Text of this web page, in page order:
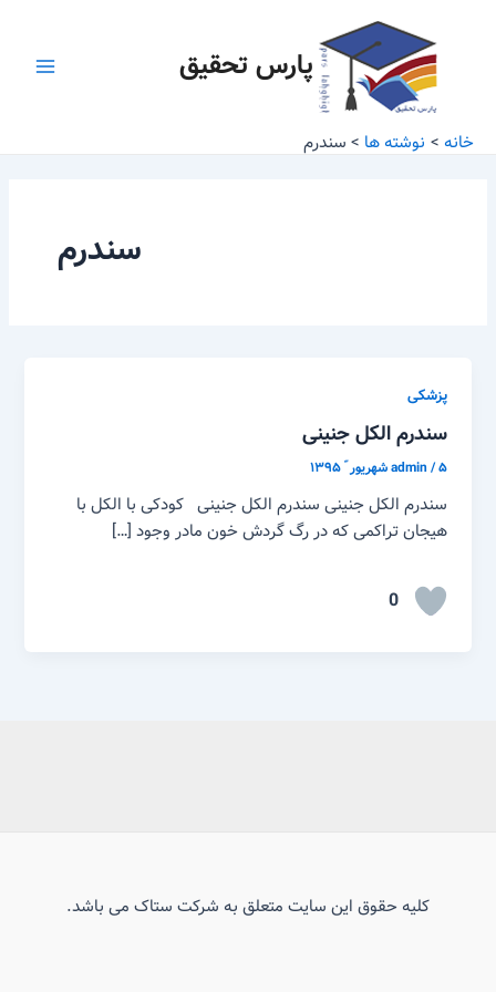
پارس تحقیق
خانه نوشته ها سندرم
سندرم
پزشکی
سندرم الکل جنینی
admin/۵ شهریور ّ ۱۳۹۵
سندرم الکل جنینی سندرم الکل جنینی کودکی با الکل با
هیجان تراکمی که در رگ گردش خون مادر وجود […]
0
کلیه حقوق این سایت متعلق به شرکت ستاک می باشد.